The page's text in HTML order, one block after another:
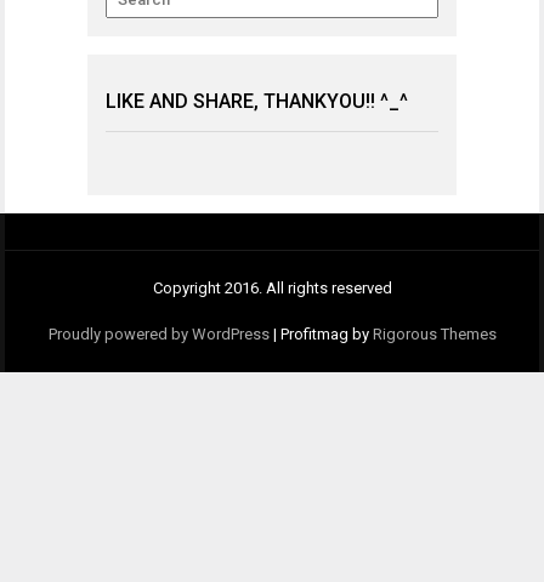
LIKE AND SHARE, THANKYOU!! ^_^
Copyright 2016. All rights reserved
Proudly powered by WordPress | Profitmag by Rigorous Themes